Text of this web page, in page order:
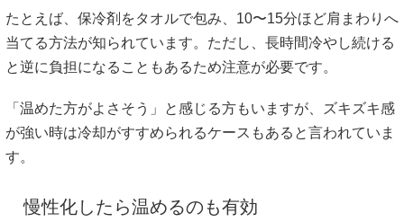
たとえば、保冷剤をタオルで包み、10〜15分ほど肩まわりへ
当てる方法が知られています。ただし、長時間冷やし続ける
と逆に負担になることもあるため注意が必要です。
「温めた方がよさそう」と感じる方もいますが、ズキズキ感
が強い時は冷却がすすめられるケースもあると言われていま
す。
慢性化したら温めるのも有効